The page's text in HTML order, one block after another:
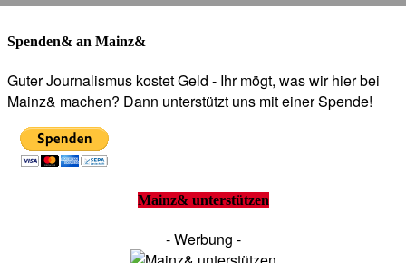
Spenden& an Mainz&
Guter Journalismus kostet Geld - Ihr mögt, was wir hier bei
Mainz& machen? Dann unterstützt uns mit einer Spende!
Mainz& unterstützen
- Werbung -